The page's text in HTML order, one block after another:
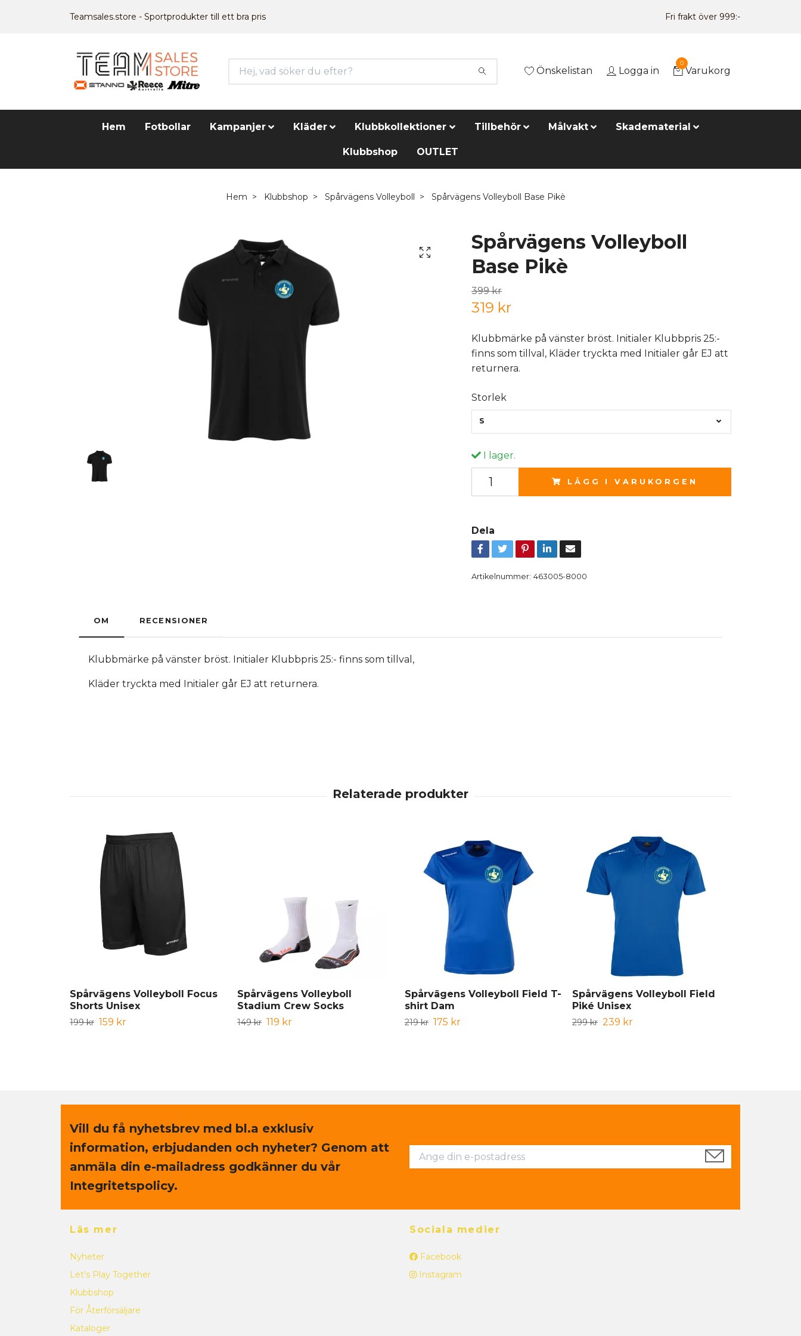
Teamsales.store - Sportprodukter till ett bra pris Fri frakt över 999:-
Önskelistan Logga in
0
Varukorg
Hem Fotbollar Kampanjer Kläder Klubbkollektioner Tillbehör Målvakt Skadematerial
Klubbshop OUTLET
Hem Klubbshop Spårvägens Volleyboll Spårvägens Volleyboll Base Pikè
Spårvägens Volleyboll
Base Pikè
399 kr
319 kr
Klubbmärke på vänster bröst. Initialer Klubbpris 25:-
finns som tillval, Kläder tryckta med Initialer går EJ att
returnera.
Storlek
S
I lager.
LÄGG I VARUKORGEN
Dela
Artikelnummer: 463005-8000
OM RECENSIONER
Klubbmärke på vänster bröst. Initialer Klubbpris 25:- finns som tillval,
Kläder tryckta med Initialer går EJ att returnera.
Spårvägens Volleyboll Focus
Shorts Unisex
199 kr 159 kr
Spårvägens Volleyboll
Stadium Crew Socks
149 kr 119 kr
Spårvägens Volleyboll Field T-
shirt Dam
219 kr 175 kr
Spårvägens Volleyboll Field
Piké Unisex
299 kr 239 kr
Vill du få nyhetsbrev med bl.a exklusiv
information, erbjudanden och nyheter? Genom att
anmäla din e-mailadress godkänner du vår
Integritetspolicy.
Läs mer
Nyheter
Let's Play Together
Klubbshop
För Återförsäljare
Kataloger
Sociala medier
Facebook
Instagram